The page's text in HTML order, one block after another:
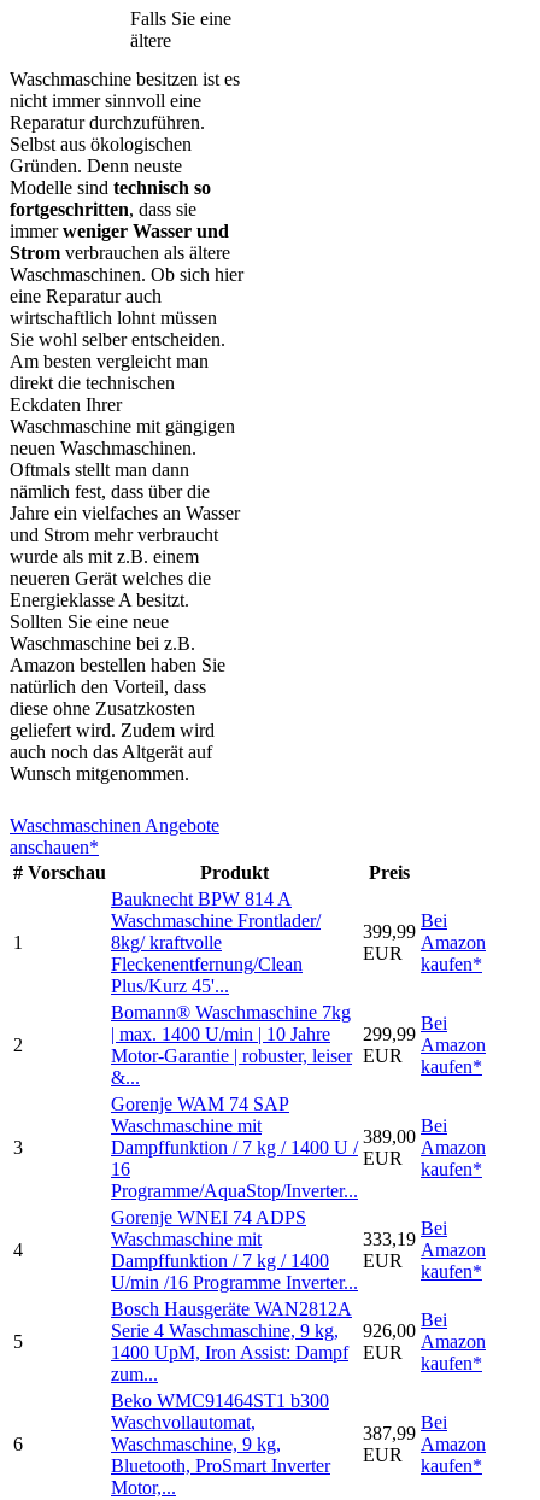
Falls Sie eine
ältere
Waschmaschine besitzen ist es
nicht immer sinnvoll eine
Reparatur durchzuführen.
Selbst aus ökologischen
Gründen. Denn neuste
Modelle sind technisch so
fortgeschritten, dass sie
immerweniger Wasser und
Strom verbrauchen als ältere
Waschmaschinen. Ob sich hier
eine Reparatur auch
wirtschaftlich lohnt müssen
Sie wohl selber entscheiden.
Am besten vergleicht man
direkt die technischen
Eckdaten Ihrer
Waschmaschine mit gängigen
neuen Waschmaschinen.
Oftmals stellt man dann
nämlich fest, dass über die
Jahre ein vielfaches an Wasser
und Strom mehr verbraucht
wurde als mit z.B. einem
neueren Gerät welches die
Energieklasse A besitzt.
Sollten Sie eine neue
Waschmaschine bei z.B.
Amazon bestellen haben Sie
natürlich den Vorteil, dass
diese ohne Zusatzkosten
geliefert wird. Zudem wird
auch noch das Altgerät auf
Wunsch mitgenommen.
Waschmaschinen Angebote
anschauen*
# Vorschau Produkt Preis
1
Bauknecht BPW 814 A
Waschmaschine Frontlader/
8kg/ kraftvolle
Fleckenentfernung/Clean
Plus/Kurz 45'...
399,99
EUR
Bei
Amazon
kaufen*
2
Bomann® Waschmaschine 7kg
| max. 1400 U/min | 10 Jahre
Motor-Garantie | robuster, leiser
&...
299,99
EUR
Bei
Amazon
kaufen*
3
Gorenje WAM 74 SAP
Waschmaschine mit
Dampffunktion / 7 kg / 1400 U /
16
Programme/AquaStop/Inverter...
389,00
EUR
Bei
Amazon
kaufen*
4
Gorenje WNEI 74 ADPS
Waschmaschine mit
Dampffunktion / 7 kg / 1400
U/min /16 Programme Inverter...
333,19
EUR
Bei
Amazon
kaufen*
5
Bosch Hausgeräte WAN2812A
Serie 4 Waschmaschine, 9 kg,
1400 UpM, Iron Assist: Dampf
zum...
926,00
EUR
Bei
Amazon
kaufen*
6
Beko WMC91464ST1 b300
Waschvollautomat,
Waschmaschine, 9 kg,
Bluetooth, ProSmart Inverter
Motor,...
387,99
EUR
Bei
Amazon
kaufen*